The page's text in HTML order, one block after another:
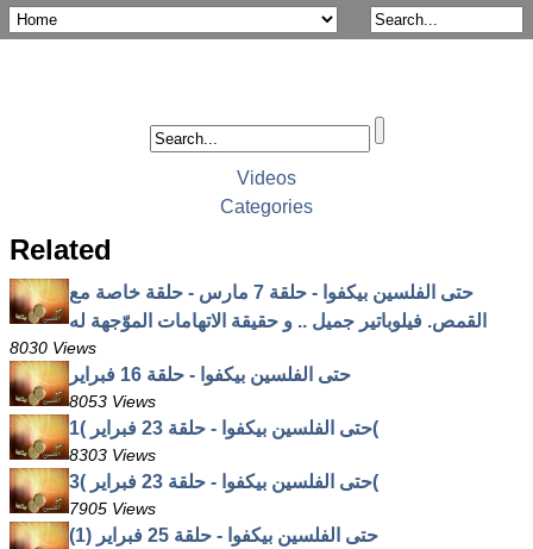
Videos
Categories
Related
حتى الفلسين بيكفوا - حلقة 7 مارس - حلقة خاصة مع
القمص. فيلوباتير جميل .. و حقيقة الاتهامات الموّجهة له
8030 Views
حتى الفلسين بيكفوا - حلقة 16 فبراير
8053 Views
حتى الفلسين بيكفوا - حلقة 23 فبراير )1(
8303 Views
حتى الفلسين بيكفوا - حلقة 23 فبراير )3(
7905 Views
حتى الفلسين بيكفوا - حلقة 25 فبراير (1)